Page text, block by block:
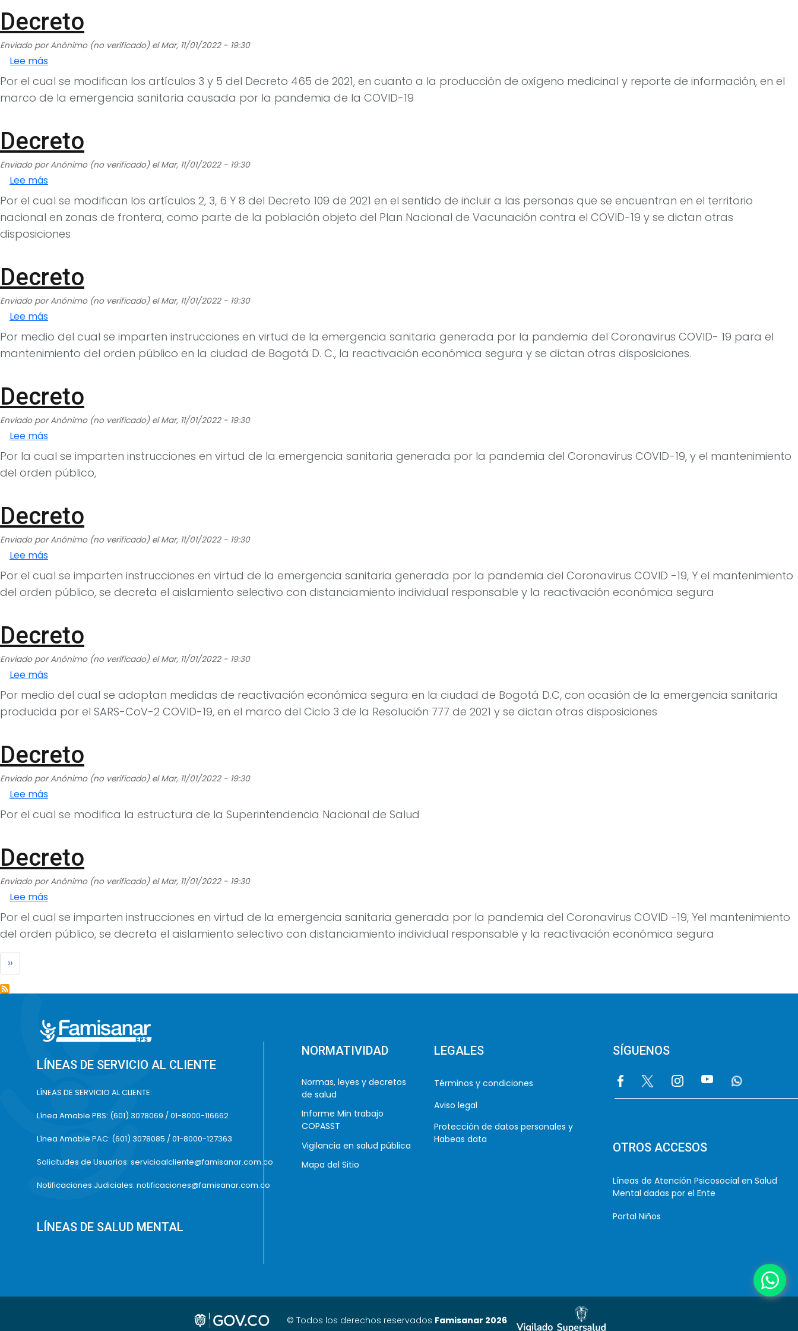
Decreto
Enviado porAnónimo (no verificado)elMar, 11/01/2022 - 19:30
Lee mássobre Decreto
Por el cual se modifican los artículos 3 y 5 del Decreto 465 de 2021, en cuanto a la producción de oxígeno medicinal y reporte de información, en el
marco de la emergencia sanitaria causada por la pandemia de la COVID-19
Decreto
Enviado porAnónimo (no verificado)elMar, 11/01/2022 - 19:30
Lee mássobre Decreto
Por el cual se modifican los artículos 2, 3, 6 Y 8 del Decreto 109 de 2021 en el sentido de incluir a las personas que se encuentran en el territorio
nacional en zonas de frontera, como parte de la población objeto del Plan Nacional de Vacunación contra el COVID-19 y se dictan otras
disposiciones
Decreto
Enviado porAnónimo (no verificado)elMar, 11/01/2022 - 19:30
Lee mássobre Decreto
Por medio del cual se imparten instrucciones en virtud de la emergencia sanitaria generada por la pandemia del Coronavirus COVID- 19 para el
mantenimiento del orden público en la ciudad de Bogotá D. C., la reactivación económica segura y se dictan otras disposiciones.
Decreto
Enviado porAnónimo (no verificado)elMar, 11/01/2022 - 19:30
Lee mássobre Decreto
Por la cual se imparten instrucciones en virtud de la emergencia sanitaria generada por la pandemia del Coronavirus COVID-19, y el mantenimiento
del orden público,
Decreto
Enviado porAnónimo (no verificado)elMar, 11/01/2022 - 19:30
Lee mássobre Decreto
Por el cual se imparten instrucciones en virtud de la emergencia sanitaria generada por la pandemia del Coronavirus COVID -19, Y el mantenimiento
del orden público, se decreta el aislamiento selectivo con distanciamiento individual responsable y la reactivación económica segura
Decreto
Enviado porAnónimo (no verificado)elMar, 11/01/2022 - 19:30
Lee mássobre Decreto
Por medio del cual se adoptan medidas de reactivación económica segura en la ciudad de Bogotá D.C, con ocasión de la emergencia sanitaria
producida por el SARS-CoV-2 COVID-19, en el marco del Ciclo 3 de la Resolución 777 de 2021 y se dictan otras disposiciones
Decreto
Enviado porAnónimo (no verificado)elMar, 11/01/2022 - 19:30
Lee mássobre Decreto
Por el cual se modifica la estructura de la Superintendencia Nacional de Salud
Decreto
Enviado porAnónimo (no verificado)elMar, 11/01/2022 - 19:30
Lee mássobre Decreto
Por el cual se imparten instrucciones en virtud de la emergencia sanitaria generada por la pandemia del Coronavirus COVID -19, Yel mantenimiento
del orden público, se decreta el aislamiento selectivo con distanciamiento individual responsable y la reactivación económica segura
Paginación
Siguiente página
››
LÍNEAS DE SERVICIO AL CLIENTE
LÍNEAS DE SERVICIO AL CLIENTE:
Línea Amable PBS: (601) 3078069 / 01-8000-116662
Línea Amable PAC: (601) 3078085 / 01-8000-127363
Solicitudes de Usuarios: servicioalcliente@famisanar.com.co
Notificaciones Judiciales: notificaciones@famisanar.com.co
LÍNEAS DE SALUD MENTAL
NORMATIVIDAD
Normas, leyes y decretos
de salud
Informe Min trabajo
COPASST
Vigilancia en salud pública
Mapa del Sitio
LEGALES
Términos y condiciones
Aviso legal
Protección de datos personales y
Habeas data
SÍGUENOS
ImageImage Image Image Image
OTROS ACCESOS
Líneas de Atención Psicosocial en Salud
Mental dadas por el Ente
Portal Niños
© Todos los derechos reservados Famisanar 2026